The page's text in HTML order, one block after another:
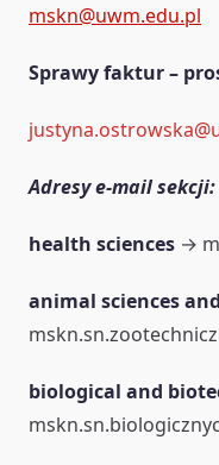
mskn@uwm.edu.pl
Sprawy faktur –
Adresy e-mail sekcji:
health sciences →
animal sciences
biological and